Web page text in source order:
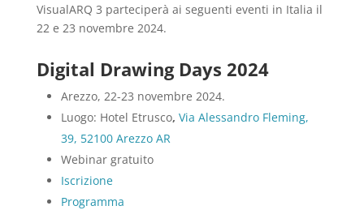
VisualARQ 3 parteciperà ai seguenti eventi in Italia il
22 e 23 novembre 2024.
Digital Drawing Days 2024
Arezzo, 22-23 novembre 2024.
Luogo: Hotel Etrusco, Via Alessandro Fleming,
39, 52100 Arezzo AR
Webinar gratuito
Iscrizione
Programma